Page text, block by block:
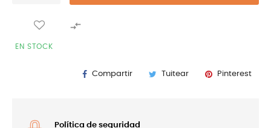

EN STOCK
Compartir Tuitear Pinterest
Política de seguridad